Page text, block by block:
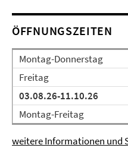
ÖFFNUNGSZEITEN
Montag-Donnerstag
Freitag
03.08.26-11.10.26
Montag-Freitag
weitere Informationen und